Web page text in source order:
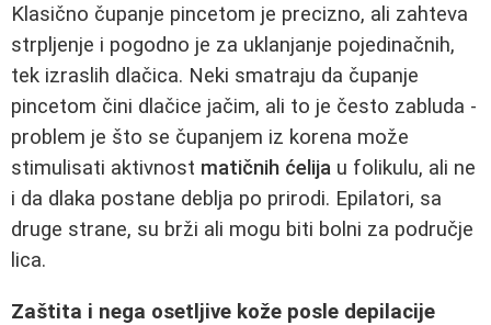
Klasično čupanje pincetom je precizno, ali zahteva
strpljenje i pogodno je za uklanjanje pojedinačnih,
tek izraslih dlačica. Neki smatraju da čupanje
pincetom čini dlačice jačim, ali to je često zabluda -
problem je što se čupanjem iz korena može
stimulisati aktivnost matičnih ćelija u folikulu, ali ne
i da dlaka postane deblja po prirodi. Epilatori, sa
druge strane, su brži ali mogu biti bolni za područje
lica.
Zaštita i nega osetljive kože posle depilacije